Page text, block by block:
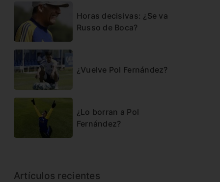
Horas decisivas: ¿Se va
Russo de Boca?
¿Vuelve Pol Fernández?
¿Lo borran a Pol
Fernández?
Artículos recientes